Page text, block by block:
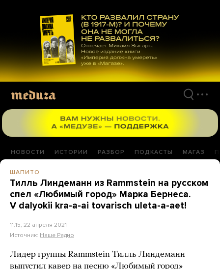
материалам
НОВОСТИ ИСТОРИИ РАЗБОР ПОДКАСТЫ МАГАЗ
ШАПИТО
Тилль Линдеманн из Rammstein на русском
спел «Любимый город» Марка Бернеса.
V dalyokii kra-a-ai tovarisch uleta-a-aet!
11:15, 22 апреля 2021
Источник: Наше Радио
Лидер группы Rammstein Тилль Линдеманн
выпустил кавер на песню «Любимый город»